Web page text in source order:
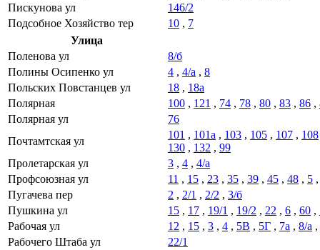
Пискунова ул
146/2
Подсобное Хозяйство тер
10 , 7
Улица
Поленова ул
8/б
Полины Осипенко ул
4 , 4/а , 8
Польских Повстанцев ул
18 , 18а
Полярная
100 , 121 , 74 , 78 , 80 , 83 , 86 ,
Полярная ул
76
Почтамтская ул
101 , 101а , 103 , 105 , 107 , 108
130 , 132 , 99
Пролетарская ул
3 , 4 , 4/а
Профсоюзная ул
11 , 15 , 23 , 35 , 39 , 45 , 48 , 5
Пугачева пер
2 , 2/1 , 2/2 , 3/б
Пушкина ул
15 , 17 , 19/1 , 19/2 , 22 , 6 , 60 ,
Рабочая ул
12 , 15 , 3 , 4 , 5В , 5Г , 7а , 8/а ,
Рабочего Штаба ул
22/1